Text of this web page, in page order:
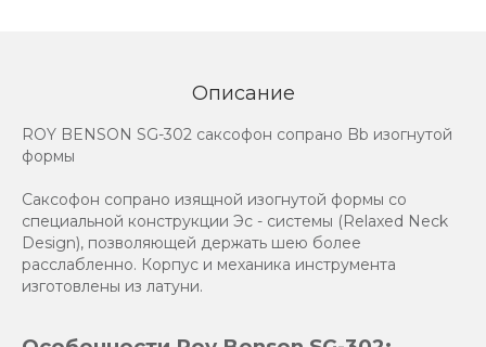
Описание
ROY BENSON SG-302 саксофон сопрано Bb изогнутой
формы
Саксофон сопрано изящной изогнутой формы со
специальной конструкции Эс - системы (Relaxed Neck
Design), позволяющей держать шею более
расслабленно. Корпус и механика инструмента
изготовлены из латуни.